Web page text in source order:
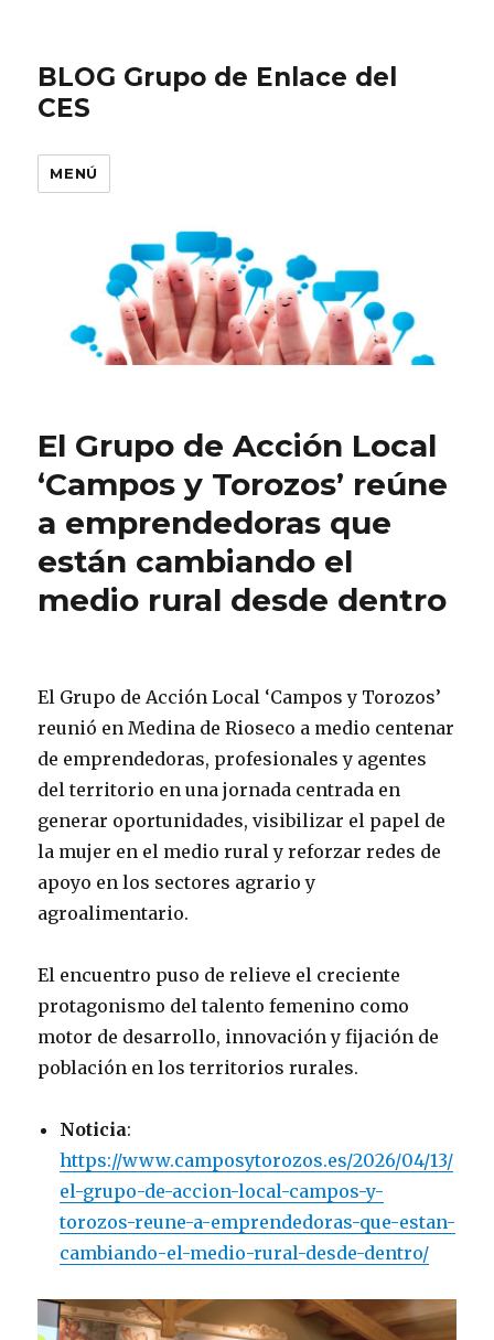
BLOG Grupo de Enlace del
CES
MENÚ
El Grupo de Acción Local
‘Campos y Torozos’ reúne
a emprendedoras que
están cambiando el
medio rural desde dentro
El Grupo de Acción Local ‘Campos y Torozos’
reunió en Medina de Rioseco a medio centenar
de emprendedoras, profesionales y agentes
del territorio en una jornada centrada en
generar oportunidades, visibilizar el papel de
la mujer en el medio rural y reforzar redes de
apoyo en los sectores agrario y
agroalimentario.
El encuentro puso de relieve el creciente
protagonismo del talento femenino como
motor de desarrollo, innovación y fijación de
población en los territorios rurales.
Noticia:
https://www.camposytorozos.es/2026/04/13/
el-grupo-de-accion-local-campos-y-
torozos-reune-a-emprendedoras-que-estan-
cambiando-el-medio-rural-desde-dentro/